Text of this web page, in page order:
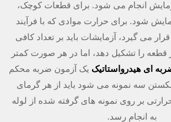
انجام می شود. برای قطعات کوچک،
شود. برای حرارت موادی که با فرآیند
می گیرد، آزمایشات باید بر تعداد کافی
انجام شود تا ۵٪ از قطعه را تشکیل دهد، اما در هر صورت کمتر
ای هیدرواستاتیک یک آزمون ضربه محکم
سه نمونه می شود باید از هر گرمای
بر روی نمونه های گرفته شده از لوله
به انجام رسد.